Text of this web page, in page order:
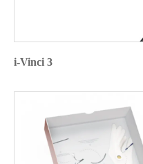
i-Vinci 3